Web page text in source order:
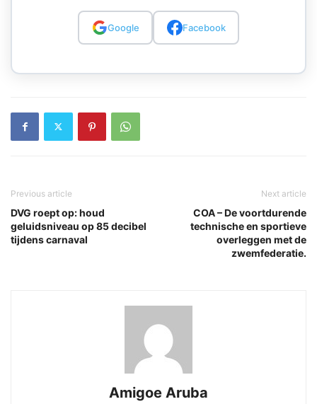
Google Facebook
Previous article
DVG roept op: houd
geluidsniveau op 85 decibel
tijdens carnaval
Next article
COA – De voortdurende
technische en sportieve
overleggen met de
zwemfederatie.
Amigoe Aruba